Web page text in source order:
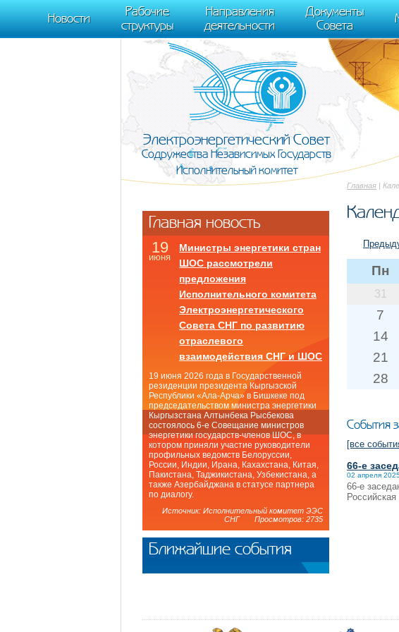
m[i].l=1*new Date(); for (var j = 0; j < document.scripts.length; j++) {if (document.scripts[j].src
document, "script", "https://mc.yandex.ru/metrika/tag.js", "ym"); ym(95911708, "init", {
Новости
Рабочие
структуры
Направления
деятельности
Документы
Совета
Электроэнергетический Совет
Содружества Независимых Государств
Исполнительный комитет
Главная |
Пн
31
7
14
21
28
События
[все
66-е
02 апреля
66-е
Главная новость
19
июня
Министры энергетики стран
ШОС рассмотрели
предложения
Исполнительного комитета
Электроэнергетического
Совета СНГ по развитию
отраслевого
взаимодействия СНГ и ШОС
19 июня 2026 года в Государственной
резиденции президента Кыргызской
Республики «Ала-Арча» в Бишкеке под
председательством министра энергетики
Кыргызстана Алтынбека Рысбекова
состоялось 6-е Совещание министров
энергетики государств-членов ШОС, в
котором приняли участие руководители
профильных ведомств Белоруссии,
России, Индии, Ирана, Кахахстана, Китая,
Пакистана, Таджикистана, Узбекистана, а
также Азербайджана в статусе партнера
по диалогу.
Источник: Исполнительный комитет ЭЭС
СНГ Просмотров: 2735
Ближайшие события